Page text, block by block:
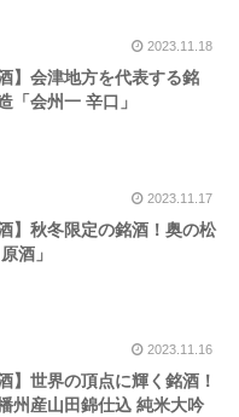
2023.11.18
】会津地方を代表する銘
「会州一 辛口」
2023.11.17
】秋冬限定の銘酒！奥の松
酒」
2023.11.16
】世界の頂点に輝く銘酒！
州産山田錦仕込 純米大吟